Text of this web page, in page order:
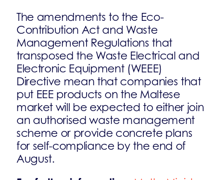
The amendments to the Eco-
Contribution Act and Waste
Management Regulations that
transposed the Waste Electrical and
Electronic Equipment (WEEE)
Directive mean that companies that
put EEE products on the Maltese
market will be expected to either join
an authorised waste management
scheme or provide concrete plans
for self-compliance by the end of
August.